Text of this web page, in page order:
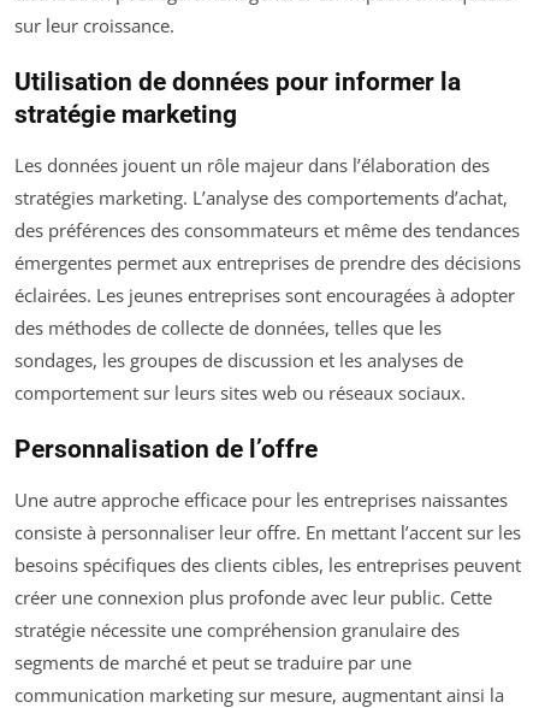
sur leur croissance.
Utilisation de données pour informer la
stratégie marketing
Les données jouent un rôle majeur dans l’élaboration des
stratégies marketing. L’analyse des comportements d’achat,
des préférences des consommateurs et même des tendances
émergentes permet aux entreprises de prendre des décisions
éclairées. Les jeunes entreprises sont encouragées à adopter
des méthodes de collecte de données, telles que les
sondages, les groupes de discussion et les analyses de
comportement sur leurs sites web ou réseaux sociaux.
Personnalisation de l’offre
Une autre approche efficace pour les entreprises naissantes
consiste à personnaliser leur offre. En mettant l’accent sur les
besoins spécifiques des clients cibles, les entreprises peuvent
créer une connexion plus profonde avec leur public. Cette
stratégie nécessite une compréhension granulaire des
segments de marché et peut se traduire par une
communication marketing sur mesure, augmentant ainsi la